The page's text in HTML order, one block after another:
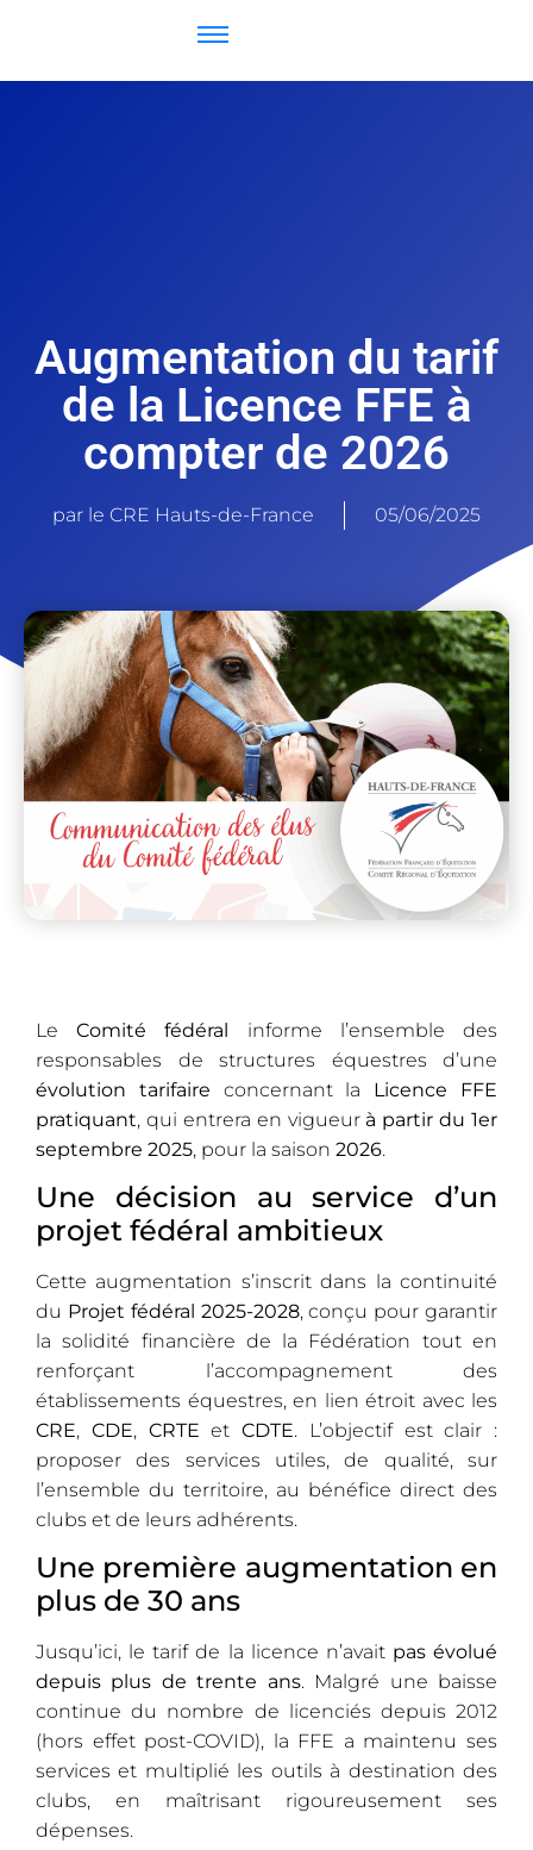
Augmentation du tarif
de la Licence FFE à
compter de 2026
par le CRE Hauts-de-France 05/06/2025
LeComité fédéral informe l’ensemble des
responsables de structures équestres d’une
évolution tarifaire concernant la Licence FFE
pratiquant, qui entrera en vigueur à partir du 1er
septembre 2025, pour la saison 2026.
Une décision au service d’un
projet fédéral ambitieux
Cette augmentation s’inscrit dans la continuité
du Projet fédéral 2025-2028, conçu pour garantir
la solidité financière de la Fédération tout en
renforçant l’accompagnement des
établissements équestres, en lien étroit avec les
CRE, CDE, CRTE et CDTE. L’objectif est clair :
proposer des services utiles, de qualité, sur
l’ensemble du territoire, au bénéfice direct des
clubs et de leurs adhérents.
Une première augmentation en
plus de 30 ans
Jusqu’ici, le tarif de la licence n’avait pas évolué
depuis plus de trente ans. Malgré une baisse
continue du nombre de licenciés depuis 2012
(hors effet post-COVID), la FFE a maintenu ses
services et multiplié les outils à destination des
clubs, en maîtrisant rigoureusement ses
dépenses.